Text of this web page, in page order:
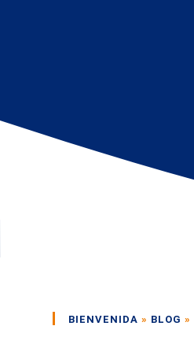
BIENVENIDA » BLOG »